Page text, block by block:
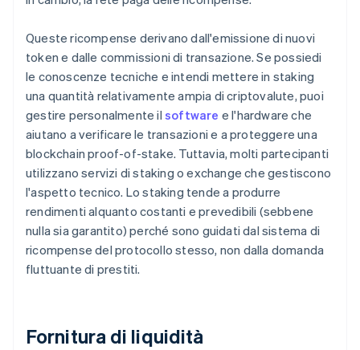
Queste ricompense derivano dall'emissione di nuovi
token e dalle commissioni di transazione. Se possiedi
le conoscenze tecniche e intendi mettere in staking
una quantità relativamente ampia di criptovalute, puoi
gestire personalmente il software e l'hardware che
aiutano a verificare le transazioni e a proteggere una
blockchain proof-of-stake. Tuttavia, molti partecipanti
utilizzano servizi di staking o exchange che gestiscono
l'aspetto tecnico. Lo staking tende a produrre
rendimenti alquanto costanti e prevedibili (sebbene
nulla sia garantito) perché sono guidati dal sistema di
ricompense del protocollo stesso, non dalla domanda
fluttuante di prestiti.
Fornitura di liquidità